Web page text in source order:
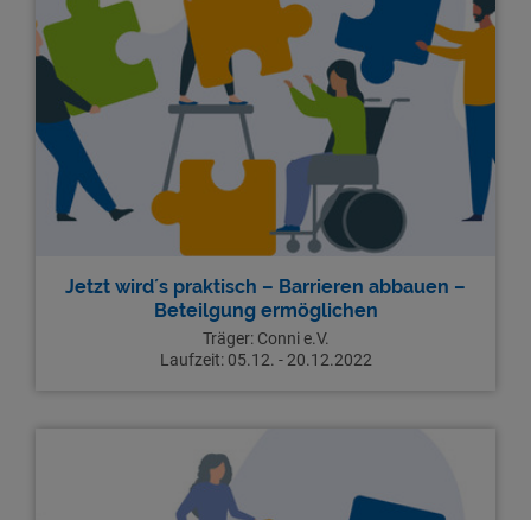
Jetzt wird´s praktisch – Barrieren abbauen –
Beteilgung ermöglichen
Träger: Conni e.V.
Laufzeit: 05.12. - 20.12.2022